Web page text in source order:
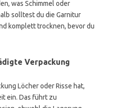
was Schimmel oder
solltest du die Garnitur
komplett trocknen, bevor du
Verpackung
Löcher oder Risse hat,
ein. Das führt zu